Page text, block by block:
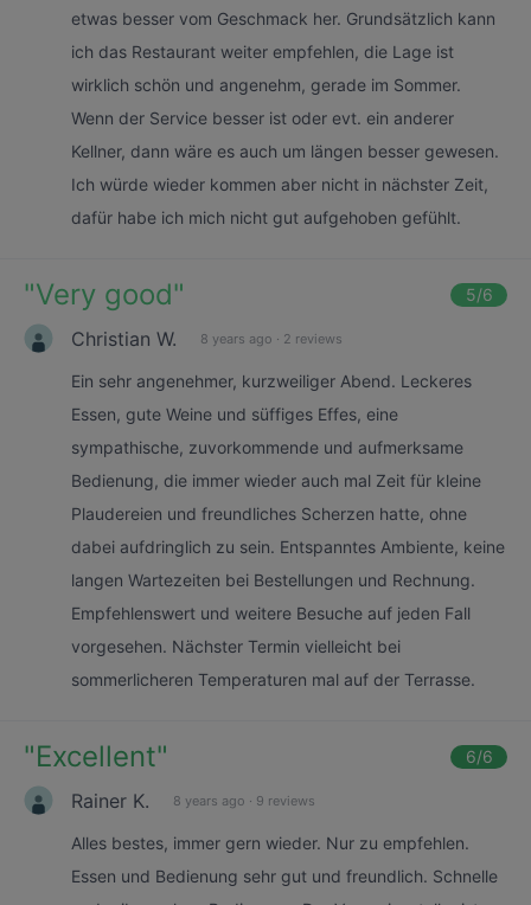
etwas besser vom Geschmack her. Grundsätzlich kann
ich das Restaurant weiter empfehlen, die Lage ist
wirklich schön und angenehm, gerade im Sommer.
Wenn der Service besser ist oder evt. ein anderer
Kellner, dann wäre es auch um längen besser gewesen.
Ich würde wieder kommen aber nicht in nächster Zeit,
dafür habe ich mich nicht gut aufgehoben gefühlt.
"Very good" 5/6
Christian W. 8 years ago · 2 reviews
Ein sehr angenehmer, kurzweiliger Abend. Leckeres
Essen, gute Weine und süffiges Effes, eine
sympathische, zuvorkommende und aufmerksame
Bedienung, die immer wieder auch mal Zeit für kleine
Plaudereien und freundliches Scherzen hatte, ohne
dabei aufdringlich zu sein. Entspanntes Ambiente, keine
langen Wartezeiten bei Bestellungen und Rechnung.
Empfehlenswert und weitere Besuche auf jeden Fall
vorgesehen. Nächster Termin vielleicht bei
sommerlicheren Temperaturen mal auf der Terrasse.
"Excellent" 6/6
Rainer K. 8 years ago · 9 reviews
Alles bestes, immer gern wieder. Nur zu empfehlen.
Essen und Bedienung sehr gut und freundlich. Schnelle